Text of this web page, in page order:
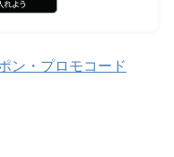
ン・プロモコード